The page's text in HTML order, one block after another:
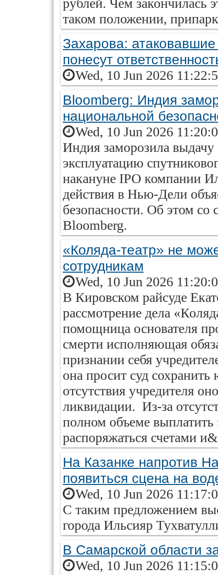
рублей. Чем закончилась
таком положении,
Захарова:
понесут
Wed, 10 Jun 2026
Bloomberg: Индия
национальной
Wed, 10 Jun 2026
Индия заморозила
эксплуатацию
накануне IPO компании
действия в Нью-Дели
безопасности. Об этом со
Bloomberg.
«Коляда-театр» не
сотрудникам
Wed, 10 Jun 2026
В Кировском райсуде
рассмотрение дела
помощница основателя
смерти исполняющая
признании себя
она просит суд сохранить
отсутствия учредителя
ликвидации. Из-за
полном объеме выплатить
распоряжаться счетами
На Казанке напротив
появиться сцена на
Wed, 10 Jun 2026
С таким предложением
города Ильсияр
В Самарской области
Wed, 10 Jun 2026